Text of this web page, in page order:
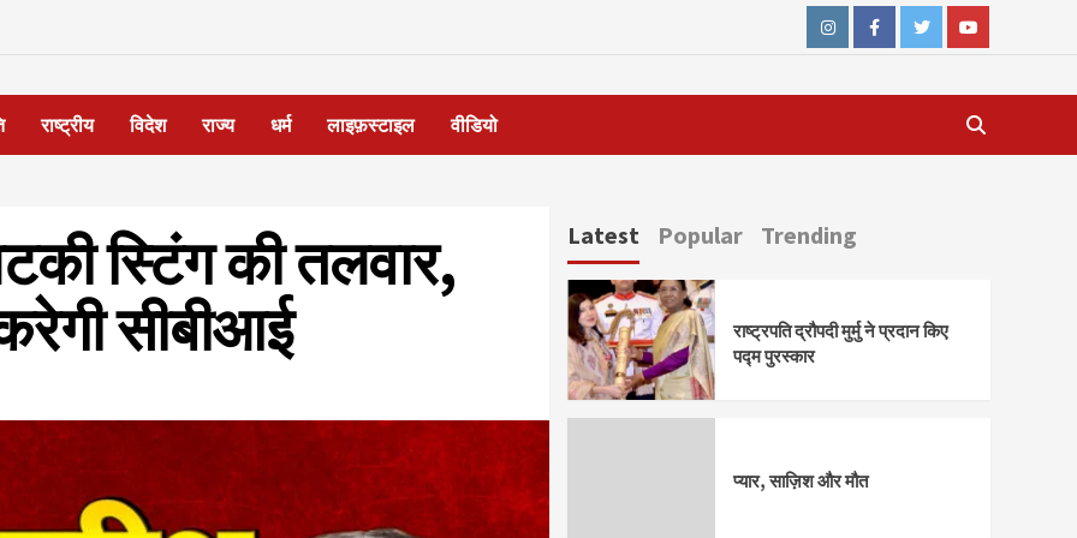
InstagramFacebookTwitterYoutube
राष्ट्रीय विदेश राज्य धर्म लाइफ़स्टाइल वीडियो
स्टिंग की तलवार,
सीबीआई
Latest Popular Trending
राष्ट्रपति द्रौपदी मुर्मु ने प्रदान किए
पद्म पुरस्कार
प्यार, साज़िश और मौत